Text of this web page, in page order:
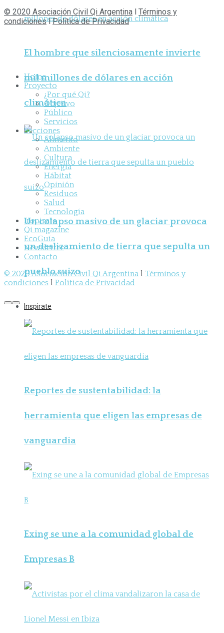
El hombre que silenciosamente invierte
mil millones de dólares en acción
climática
Un colapso masivo de un glaciar provoca
un deslizamiento de tierra que sepulta un
pueblo suizo
Inspirate
Reportes de sustentabilidad: la
herramienta que eligen las empresas de
vanguardia
Exing se une a la comunidad global de
Empresas B
© 2020 Asociación Civil Qi Argentina l Términos y
condicioneslPolítica de Privacidad
Home
Proyecto
¿Por qué Qi?
Objetivo
Público
Servicios
Secciones
Alimento
Ambiente
Cultura
Energía
Hábitat
Opinión
Residuos
Salud
Tecnología
Inspirate
Qi magazine
EcoGuía
Newsletter
Contacto
© 2020 Asociación Civil Qi Argentina l Términos y
condiciones l Política de Privacidad